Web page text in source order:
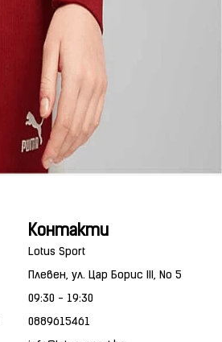
Контакти
Lotus Sport
Плевен, ул. Цар Борис III, No 5
09:30 - 19:30
0889615461